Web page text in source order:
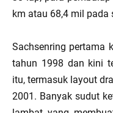
km atau 68,4 mil pada
Sachsenring pertama
tahun 1998 dan kini
itu, termasuk layout
2001. Banyak sudut